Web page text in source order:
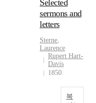
Selected
sermons and
letters
Sterne,
Laurence
Rupert Hart-
Davis
1850
복